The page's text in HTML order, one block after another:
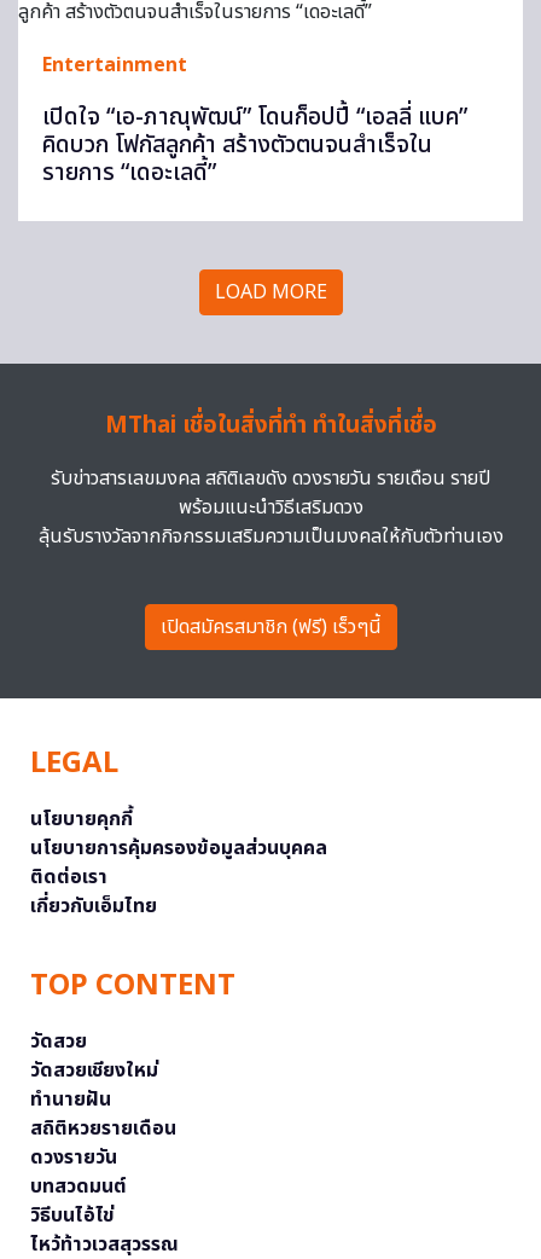
Entertainment
เปิดใจ “เอ-ภาณุพัฒน์” โดนก็อปปี้ “เอลลี่ แบค”
คิดบวก โฟกัสลูกค้า สร้างตัวตนจนสำเร็จใน
รายการ “เดอะเลดี้”
LOAD MORE
MThai เชื่อในสิ่งที่ทำ ทำในสิ่งที่เชื่อ
รับข่าวสารเลขมงคล สถิติเลขดัง ดวงรายวัน รายเดือน รายปี
พร้อมแนะนำวิธีเสริมดวง
ลุ้นรับรางวัลจากกิจกรรมเสริมความเป็นมงคลให้กับตัวท่านเอง
เปิดสมัครสมาชิก (ฟรี) เร็วๆนี้
LEGAL
นโยบายคุกกี้
นโยบายการคุ้มครองข้อมูลส่วนบุคคล
ติดต่อเรา
เกี่ยวกับเอ็มไทย
TOP CONTENT
วัดสวย
วัดสวยเชียงใหม่
ทำนายฝัน
สถิติหวยรายเดือน
ดวงรายวัน
บทสวดมนต์
วิธีบนไอ้ไข่
ไหว้ท้าวเวสสุวรรณ